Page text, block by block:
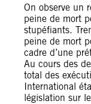
On observe un
peine de mort
stupéfiants.
peine de mort
cadre d’une
Au cours des
total des
International
législation sur